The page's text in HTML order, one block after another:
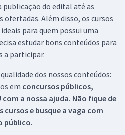
publicação do edital até as
ofertadas. Além disso, os cursos
para quem possui uma
estudar bons conteúdos para
a participar.
dos nossos conteúdos:
em concursos públicos,
com a nossa ajuda. Não fique de
cursos e busque a vaga com
público.